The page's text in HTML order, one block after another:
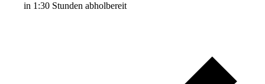
in 1:30 Stunden abholbereit